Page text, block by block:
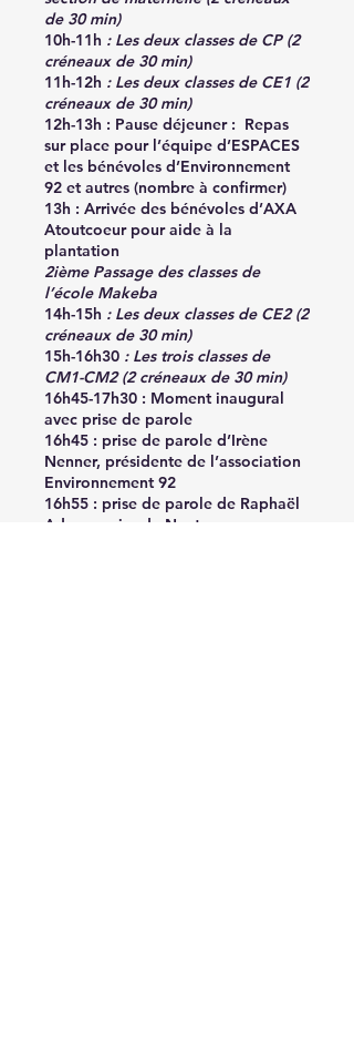
de 30 min)
10h-11h : Les deux classes de CP (2
créneaux de 30 min)
11h-12h : Les deux classes de CE1 (2
créneaux de 30 min)
12h-13h : Pause déjeuner : Repas
sur place pour l’équipe d’ESPACES
et les bénévoles d’Environnement
92 et autres (nombre à confirmer)
13h : Arrivée des bénévoles d’AXA
Atoutcoeur pour aide à la
plantation
2ième Passage des classes de
l’école Makeba
14h-15h : Les deux classes de CE2 (2
créneaux de 30 min)
15h-16h30 : Les trois classes de
CM1-CM2 (2 créneaux de 30 min)
16h45-17h30 : Moment inaugural
avec prise de parole
16h45 : prise de parole d’Irène
Nenner, présidente de l’association
Environnement 92
16h55 : prise de parole de Raphaël
Adam, maire de Nanterre